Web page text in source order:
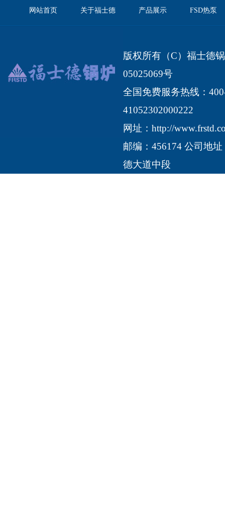
网站首页 关于福士德 产品展示 FSD热泵
版权所有（C）福士德
05025069号
全国免费服务热线：
41052302000222
网址： http://
邮编：456174 公司地
德大道中段